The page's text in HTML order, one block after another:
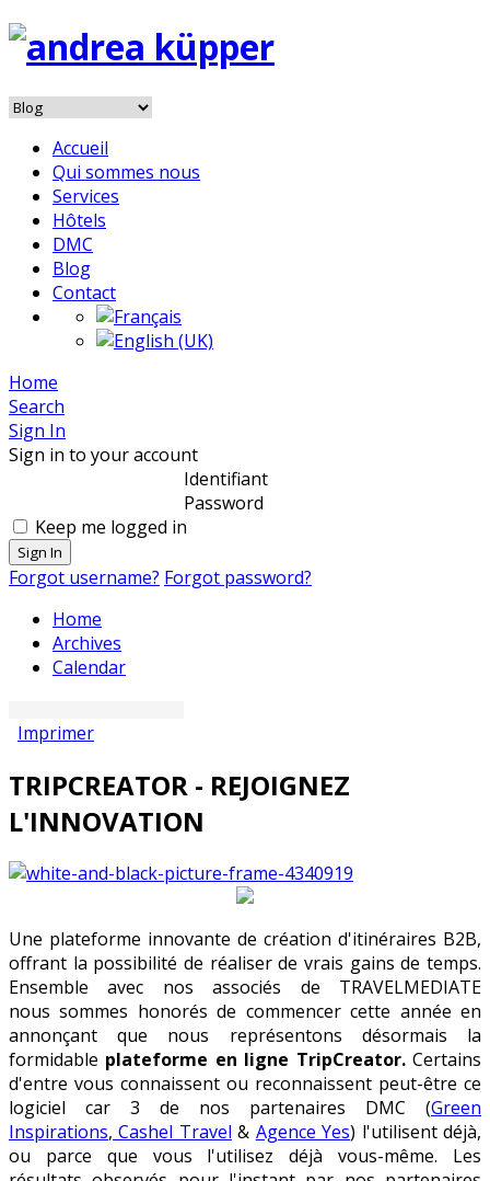
Accueil
Qui sommes nous
Services
Hôtels
DMC
Blog
Contact
Home
Search
Sign In
Sign in to your account
Identifiant
Password
Keep me logged in
Sign In
Forgot username? Forgot password?
Home
Archives
Calendar
Imprimer
TRIPCREATOR - REJOIGNEZ
L'INNOVATION
Une plateforme innovante de création d'itinéraires B2B,
offrant la possibilité de réaliser de vrais gains de temps.
Ensemble avec nos associés de TRAVELMEDIATE
nous sommes honorés de commencer cette année en
annonçant que nous représentons désormais la
formidable plateforme en ligne TripCreator. Certains
d'entre vous connaissent ou reconnaissent peut-être ce
logiciel car 3 de nos partenaires DMC (Green
Inspirations, Cashel Travel & Agence Yes) l'utilisent déjà,
ou parce que vous l'utilisez déjà vous-même. Les